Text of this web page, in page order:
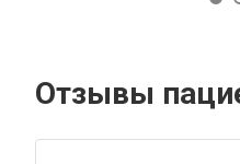
Отзывы